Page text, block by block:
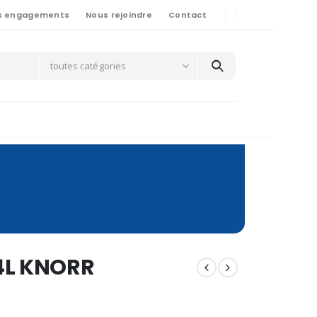
engagements Nous rejoindre Contact
toutes catégories
KNORR